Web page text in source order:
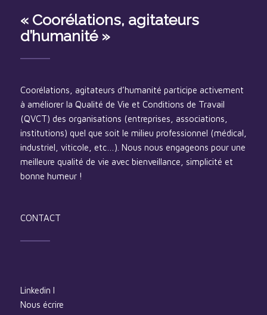
« Coorélations, agitateurs
d’humanité »
Coorélations, agitateurs d’humanité participe activement
à améliorer la Qualité de Vie et Conditions de Travail
(QVCT) des organisations (entreprises, associations,
institutions) quel que soit le milieu professionnel (médical,
industriel, viticole, etc…). Nous nous engageons pour une
meilleure qualité de vie avec bienveillance, simplicité et
bonne humeur !
CONTACT
Linkedin
Nous écrire